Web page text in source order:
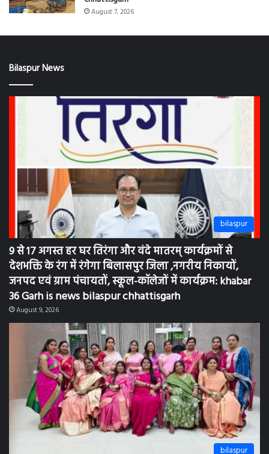
9 से 17 अगस्त हर घर तिरंगा और वंदे मातरम् कार्यक्रमों से
देशभक्ति के रंग में रंगेगा बिलासपुर जिला ,नगरीय निकायों,
जनपद एवं ग्राम पंचायतों, स्कूल-कॉलेजों में कार्यक्रम: khabar
36 Garh is news bilaspur chhattisgarh
bilaspur
सखी महिला समूह द्वारा सावन पर्व का उत्साहपूर्ण आयोजन
khabar 36 Garh is news bilaspur chhattisgarh